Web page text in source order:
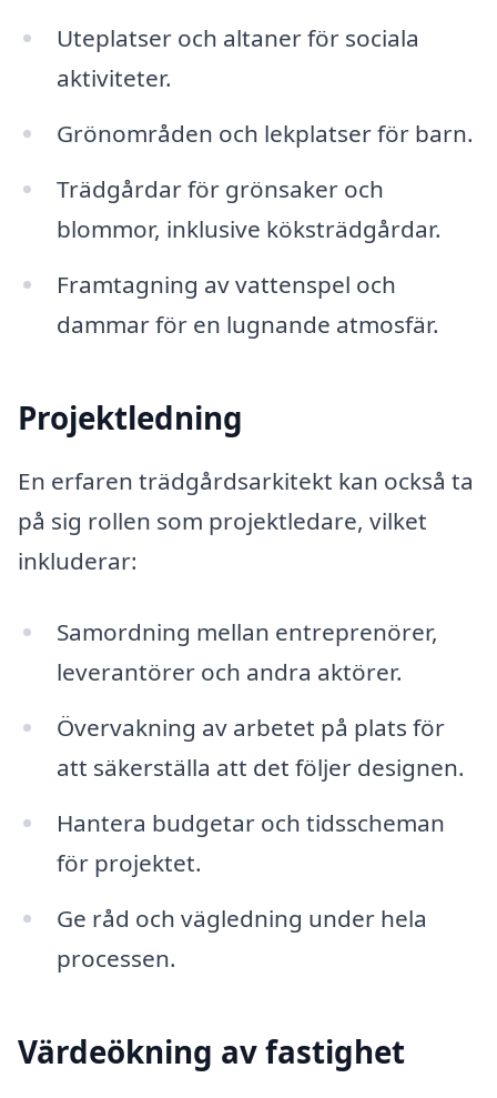
Uteplatser och altaner för sociala
aktiviteter.
Grönområden och lekplatser för barn.
Trädgårdar för grönsaker och
blommor, inklusive köksträdgårdar.
Framtagning av vattenspel och
dammar för en lugnande atmosfär.
Projektledning
En erfaren trädgårdsarkitekt kan också ta
på sig rollen som projektledare, vilket
inkluderar:
Samordning mellan entreprenörer,
leverantörer och andra aktörer.
Övervakning av arbetet på plats för
att säkerställa att det följer designen.
Hantera budgetar och tidsscheman
för projektet.
Ge råd och vägledning under hela
processen.
Värdeökning av fastighet